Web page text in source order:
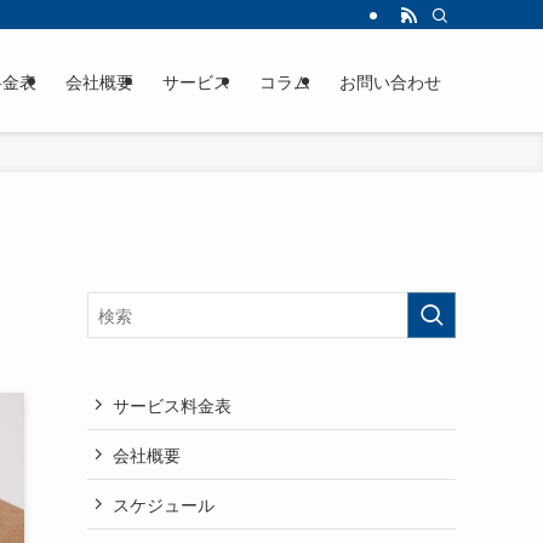
表 会社概要 サービス コラム お問い合わせ
サービス料金表
会社概要
スケジュール